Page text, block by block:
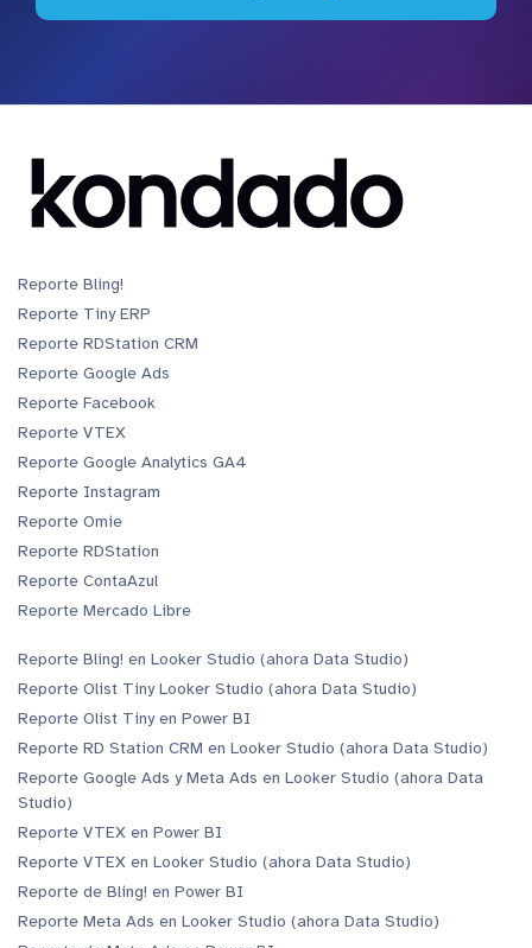
Reporte Bling!
Reporte Tiny ERP
Reporte RDStation CRM
Reporte Google Ads
Reporte Facebook
Reporte VTEX
Reporte Google Analytics GA4
Reporte Instagram
Reporte Omie
Reporte RDStation
Reporte ContaAzul
Reporte Mercado Libre
Reporte Bling! en Looker Studio (ahora Data Studio)
Reporte Olist Tiny Looker Studio (ahora Data Studio)
Reporte Olist Tiny en Power BI
Reporte RD Station CRM en Looker Studio (ahora Data Studio)
Reporte Google Ads y Meta Ads en Looker Studio (ahora Data
Studio)
Reporte VTEX en Power BI
Reporte VTEX en Looker Studio (ahora Data Studio)
Reporte de Bling! en Power BI
Reporte Meta Ads en Looker Studio (ahora Data Studio)